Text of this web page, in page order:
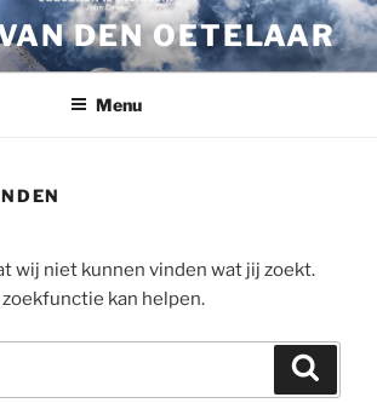
DEN OETELAAR
Menu
wij niet kunnen vinden wat jij zoekt.
kan helpen.